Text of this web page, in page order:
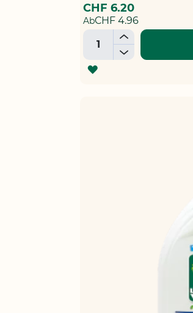
CHF 6.20
AbCHF 4.96
+
-
ZUR